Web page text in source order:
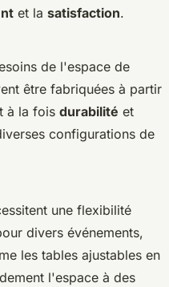
et la satisfaction.
de l'espace de
être fabriquées à partir
à la fois durabilité et
configurations de
une flexibilité
divers événements,
les tables ajustables en
l'espace à des